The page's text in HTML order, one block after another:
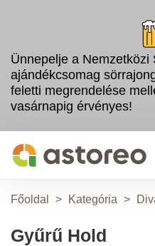
Ünnepelje a Nemzetközi
ajándékcsomag
feletti megrendelése
vasárnapig érvényes!
Főoldal > Kategória >
Gyűrű Hold